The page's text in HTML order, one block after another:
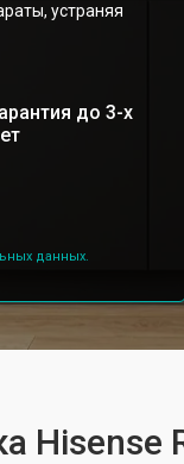
устраняя
до 3-х
данных.
Hisense